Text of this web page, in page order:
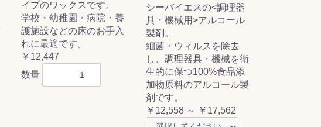
イプのワックスです。
学校・幼稚園・病院・養
護施設などの床のお手入
れに最適です。
￥12,447
数量
シーバイエスの<調理器
具・機械用>アルコール
製剤。
細菌・ウィルスを除去
し、調理器具・機械を衛
生的に保つ100%食品添
加物原料のアルコール製
剤です。
￥12,558 ～ ￥17,562